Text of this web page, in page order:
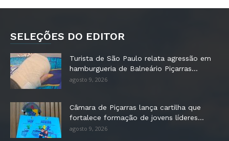
SELEÇÕES DO EDITOR
Turista de São Paulo relata agressão em
hamburgueria de Balneário Piçarras...
agosto 9, 2026
Câmara de Piçarras lança cartilha que
fortalece formação de jovens líderes...
agosto 9, 2026